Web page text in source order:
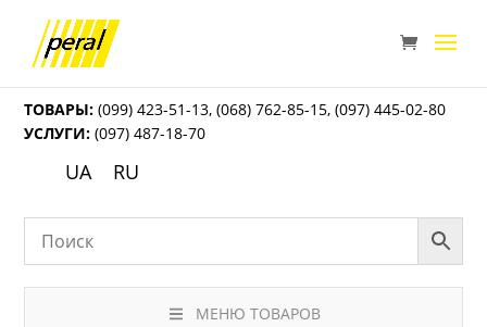
ТОВАРЫ: (099) 423-51-13,(068) 762-85-15,(097) 445-02-80
УСЛУГИ: (097) 487-18-70
UA RU
МЕНЮ ТОВАРОВ